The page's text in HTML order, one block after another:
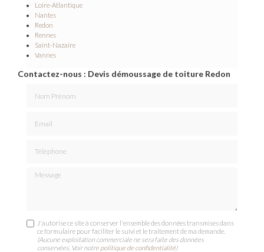
Loire-Atlantique
Nantes
Redon
Rennes
Saint-Nazaire
Vannes
Contactez-nous : Devis démoussage de toiture Redon
Message
J'autorise ce site à conserver l'ensemble des données transmises dans
ce formulaire pour faciliter le suivi et le traitement de ma demande.
(Aucune exploitation commerciale ne sera faite des données
conservées. Voir notre politique de confidentialité)